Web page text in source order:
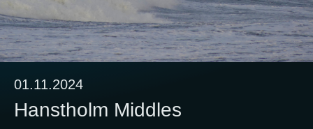
01.11.2024
Hanstholm Middles